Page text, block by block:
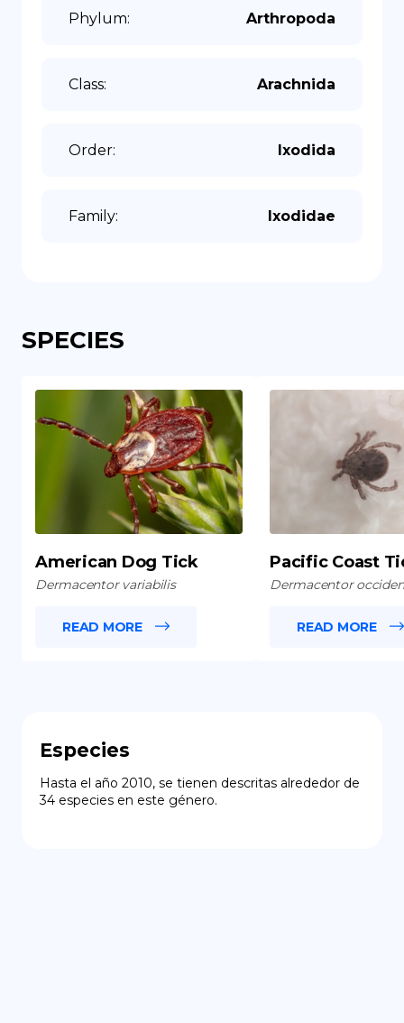
Phylum: Arthropoda
Class: Arachnida
Order: Ixodida
Family: Ixodidae
SPECIES
American Dog Tick
Dermacentor variabilis
READ MORE
Pacific Coast
Dermacentor
READ MORE
Especies
Hasta el año 2010, se tienen descritas alrededor de
34 especies en este género.